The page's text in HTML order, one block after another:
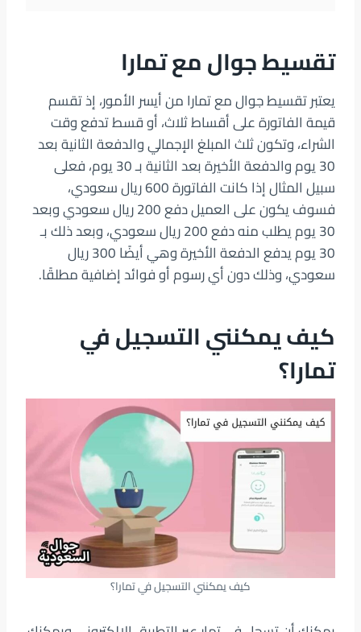
تقسيط جوال مع تمارا
يعتبر تقسيط جوال مع تمارا من أيسر الأمور، إذ تقسم
قيمة الفاتورة على أقساط ثلاث، أو قسط تدفع وقت
الشراء، وتكون ثلث المبلغ الإجمالي والدفعة الثانية بعد
30 يوم والدفعة الأخيرة بعد الثانية بـ 30 يوم، فعلى
سبيل المثال إذا كانت الفاتورة 600 ريال سعودي،
فسوف يكون على العميل دفع 200 ريال سعودي وبعد
30 يوم يطلب منه دفع 200 ريال سعودي، وبعد ذلك بـ
30 يوم يدفع الدفعة الأخيرة وهي أيضًا 300 ريال
سعودي، وذلك دون أي رسوم أو فوائد إضافية مطلقًا.
كيف يمكنني التسجيل في
تمارا؟
كيف يمكنني التسجيل في تمارا؟